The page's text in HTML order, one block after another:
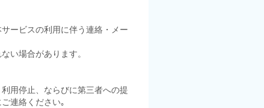
ービスの利用に伴う連絡・メー
い場合があります。
用停止、ならびに第三者への提
連絡ください｡